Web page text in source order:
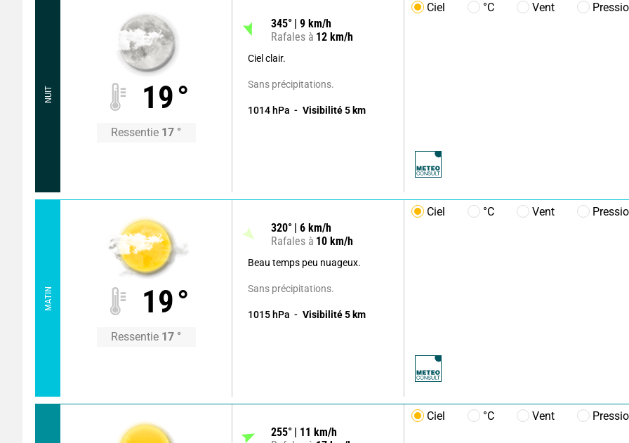
NUIT 19°
Ressentie 17 °
345° 9 km/h
Rafales à 12 km/h
Ciel clair.
Sans précipitations.
1014 hPa Visibilité 5 km
Ciel °C Vent
MATIN 19°
Ressentie 17 °
320° 6 km/h
Rafales à 10 km/h
Beau temps peu nuageux.
Sans précipitations.
1015 hPa Visibilité 5 km
Ciel °C Vent
255° 11 km/h
Ciel °C Vent